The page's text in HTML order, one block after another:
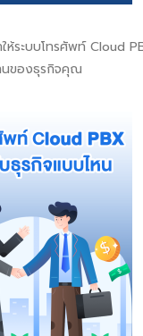
ห้ระบบโทรศัพท์ Cloud
นของธุรกิจคุณ